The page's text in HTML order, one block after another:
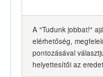
A "Tudunk jobbat!"
elérhetőség,
pontozásával
helyettesítői az